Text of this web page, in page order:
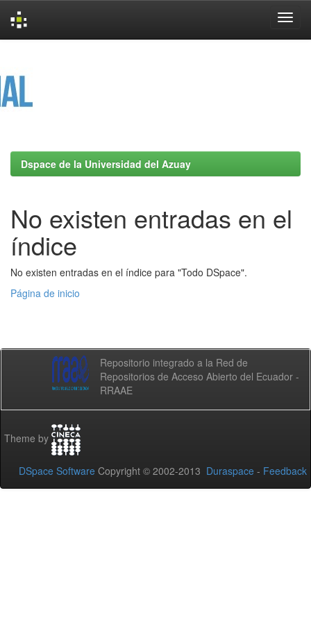
Dspace de la Universidad del Azuay
No existen entradas en el
índice
No existen entradas en el índice para "Todo DSpace".
Página de inicio
Repositorio integrado a la Red de
Repositorios de Acceso Abierto del Ecuador -
RRAAE
Theme by
DSpace Software Copyright © 2002-2013 Duraspace - Feedback